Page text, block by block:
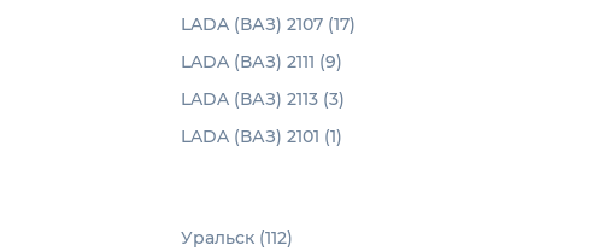
LADA (ВАЗ) 2107 (17)
LADA (ВАЗ) 2111 (9)
LADA (ВАЗ) 2113 (3)
LADA (ВАЗ) 2101 (1)
Уральск (112)